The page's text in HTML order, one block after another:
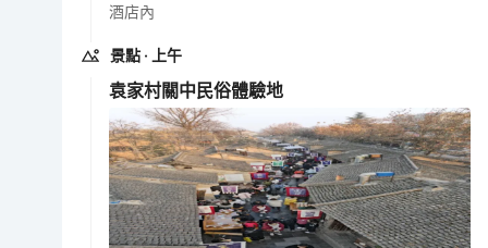
酒店內
景點 · 上午
袁家村關中民俗體驗地